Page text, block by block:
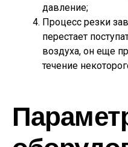
давление;
Процесс резки
перестает
воздуха, он еще
течение